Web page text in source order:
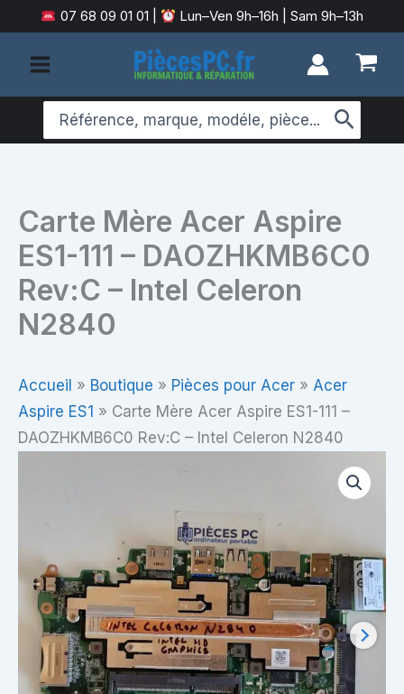
au
contenu
07 68 09 01 01 Lun–Ven 9h–16h | Sam 9h–13h
Search
for:
Carte Mère Acer Aspire
ES1-111 – DAOZHKMB6C0
Rev:C – Intel Celeron
N2840
Accueil » Boutique » Pièces pour Acer » Acer
Aspire ES1 » Carte Mère Acer Aspire ES1-111 –
DAOZHKMB6C0 Rev:C – Intel Celeron N2840